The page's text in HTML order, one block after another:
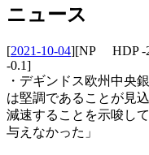
ニュース
[2021-10-04][NP HDP -
-0.1]
・デギンドス欧州中央
は堅調であることが見
減速することを示唆し
与えなかった」